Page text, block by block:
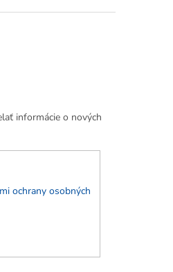
informácie o nových
ochrany osobných